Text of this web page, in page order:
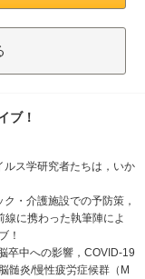
ブ！
ス学研究者たちは，いか
・介護施設での予防策，
に携わった執筆陣によ
！
卒中への影響，COVID-19
髄炎/慢性疲労症候群（M